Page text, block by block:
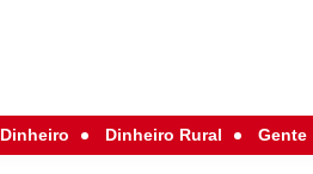
Dinheiro Dinheiro Rural Gente